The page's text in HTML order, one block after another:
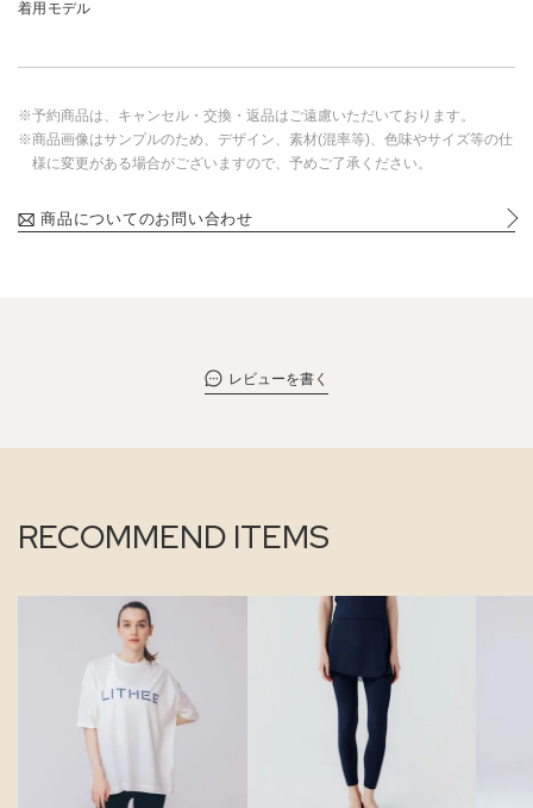
着用モデル
※予約商品は、キャンセル・交換・返品はご遠慮いただいております。
※商品画像はサンプルのため、デザイン、素材(混率等)、色味やサイズ等の仕
様に変更がある場合がございますので、予めご了承ください。
商品についてのお問い合わせ
レビューを書く
RECOMMEND ITEMS